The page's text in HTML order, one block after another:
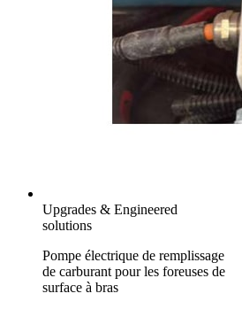
Upgrades & Engineered
solutions
Pompe électrique de remplissage
de carburant pour les foreuses de
surface à bras